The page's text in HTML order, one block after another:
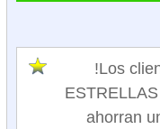
!Los
ahorran